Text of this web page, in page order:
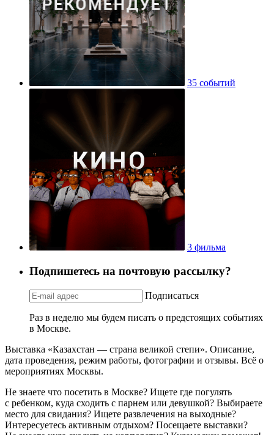
35 событий
3 фильма
Подпишетесь на почтовую рассылку?
Подписаться
Раз в неделю мы будем писать о предстоящих событиях
в Москве.
Выставка «Казахстан — страна великой степи». Описание,
дата проведения, режим работы, фотографии и отзывы. Всё о
мероприятиях Москвы.
Не знаете что посетить в Москве? Ищете где погулять
с ребенком, куда сходить с парнем или девушкой? Выбираете
место для свидания? Ищете развлечения на выходные?
Интересуетесь активным отдыхом? Посещаете выставки?